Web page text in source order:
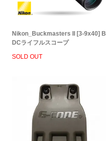
Nikon_Buckmasters II [3-9x40] B
DCライフルスコープ
SOLD OUT